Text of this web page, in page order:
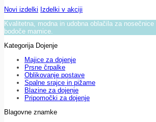
Novi izdelki Izdelki v akciji
Kvalitetna, modna in udobna oblačila za
bodoče mamice.
Kategorija Dojenje
Majice za dojenje
Prsne črpalke
Oblikovanje postave
Spalne srajce in pižame
Blazine za dojenje
Pripomočki za dojenje
Blagovne znamke